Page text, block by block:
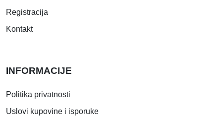
Registracija
Kontakt
INFORMACIJE
Politika privatnosti
Uslovi kupovine i isporuke